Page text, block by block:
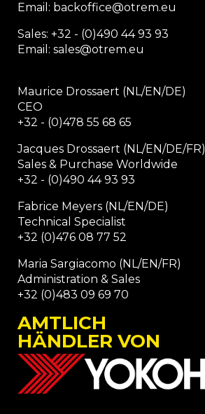
Email: backoffice@otrem.eu
Sales: +32 - (0)490 44 93 93
Email: sales@otrem.eu
Maurice Drossaert (NL/EN/DE)
CEO
+32 - (0)478 55 68 65
Jacques Drossaert (NL/EN/DE/FR)
Sales & Purchase Worldwide
+32 - (0)490 44 93 93
Fabrice Meyers (NL/EN/DE)
Technical Specialist
+32 (0)476 08 77 52
Maria Sargiacomo (NL/EN/FR)
Administration & Sales
+32 (0)483 09 69 70
AMTLICH
HÄNDLER VON